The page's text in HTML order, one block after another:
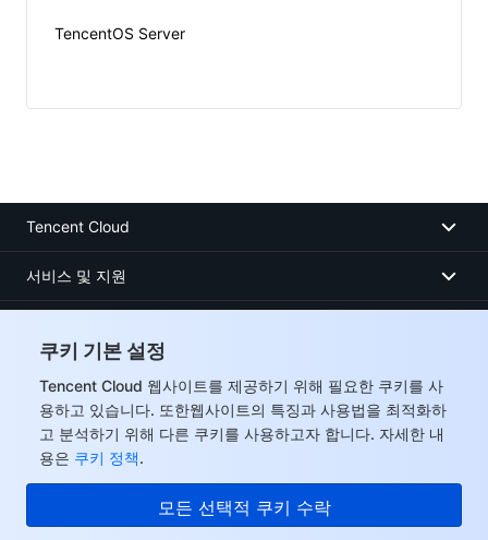
쿠키 기본 설정
Tencent Cloud 웹사이트를 제공하기 위해 필요한 쿠키를 사
용하고 있습니다. 또한웹사이트의 특징과 사용법을 최적화하
고 분석하기 위해 다른 쿠키를 사용하고자 합니다. 자세한 내
용은 쿠키 정책.
모든 선택적 쿠키 수락
TencentOS Server
Tencent Cloud
서비스 및 지원
Facebook